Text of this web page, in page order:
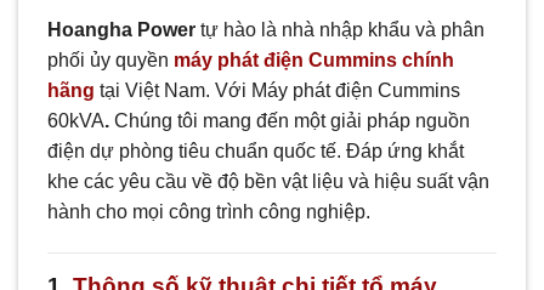
Hoangha Power tự hào là nhà nhập khẩu và phân
phối ủy quyền máy phát điện Cummins chính
hãng tại Việt Nam. Với Máy phát điện Cummins
60kVA. Chúng tôi mang đến một giải pháp nguồn
điện dự phòng tiêu chuẩn quốc tế. Đáp ứng khắt
khe các yêu cầu về độ bền vật liệu và hiệu suất vận
hành cho mọi công trình công nghiệp.